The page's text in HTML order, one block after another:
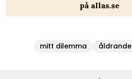
på allas.se
mitt dilemma åldrande